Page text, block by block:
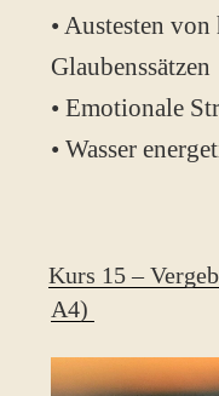
• Austesten
Glaubenssätzen
• Emotionale
• Wasser
Kurs 15 –
A4)